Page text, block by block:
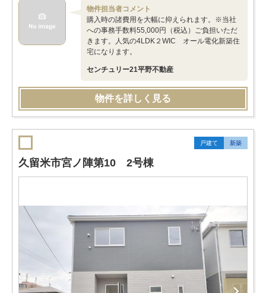
物件担当者コメント
購入時の諸費用を大幅に抑えられます。※当社
への事務手数料55,000円（税込）ご負担いただ
きます。人気の4LDK２WIC オール電化新築住
宅になります。
センチュリー21平野不動産
物件を詳しく見る
戸建て 新築
久留米市宮ノ陣第10 2号棟